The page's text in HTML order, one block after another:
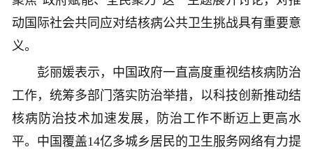
动国际社会共同应对结核病公共卫生挑战具有重要意
义。
彭丽媛表示，中国政府一直高度重视结核病防治
工作，统筹多部门落实防治举措，以科技创新推动结
核病防治技术加速发展，防治工作不断迈上更高水
平。中国覆盖14亿多城乡居民的卫生服务网络有力提